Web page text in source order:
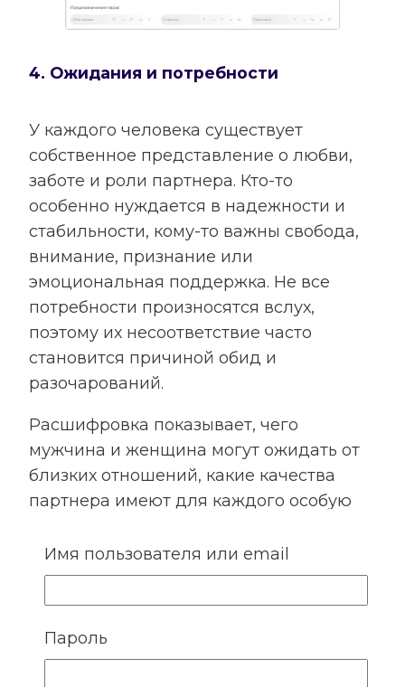
4. Ожидания и потребности
У каждого человека существует
собственное представление о любви,
заботе и роли партнера. Кто-то
особенно нуждается в надежности и
стабильности, кому-то важны свобода,
внимание, признание или
эмоциональная поддержка. Не все
потребности произносятся вслух,
поэтому их несоответствие часто
становится причиной обид и
разочарований.
Расшифровка показывает, чего
мужчина и женщина могут ожидать от
близких отношений, какие качества
партнера имеют для каждого особую
любовь, принятие и безопасность. Этот
раздел помогает меньше полагаться на
догадки и открыто говорить о том, что
действительно важно.
Имя пользователя или email
Пароль